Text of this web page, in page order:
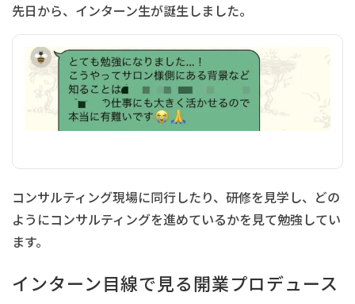
先日から、インターン生が誕生しました。
コンサルティング現場に同行したり、研修を見学し、どの
ようにコンサルティングを進めているかを見て勉強してい
ます。
インターン目線で見る開業プロデュース